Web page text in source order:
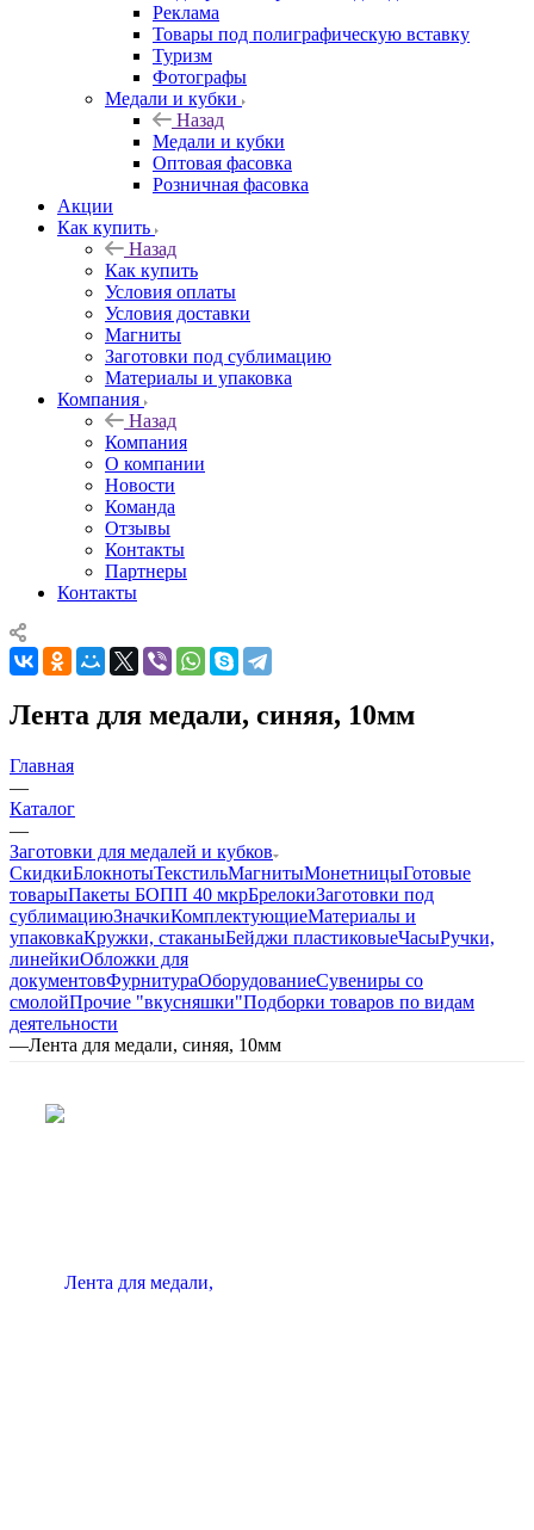
Реклама
Товары под полиграфическую вставку
Туризм
Фотографы
Медали и кубки
Назад
Медали и кубки
Оптовая фасовка
Розничная фасовка
Акции
Как купить
Назад
Как купить
Условия оплаты
Условия доставки
Магниты
Заготовки под сублимацию
Материалы и упаковка
Компания
Назад
Компания
О компании
Новости
Команда
Отзывы
Контакты
Партнеры
Контакты
Лента для медали, синяя, 10мм
Главная
—
Каталог
—
Заготовки для медалей и кубков
СкидкиБлокнотыТекстильМагнитыМонетницыГотовые
товарыПакеты БОПП 40 мкрБрелокиЗаготовки под
сублимациюЗначкиКомплектующиеМатериалы и
упаковкаКружки, стаканыБейджи пластиковыеЧасыРучки,
линейкиОбложки для
документовФурнитураОборудованиеСувениры со
смолойПрочие "вкусняшки"Подборки товаров по видам
деятельности
—Лента для медали, синяя, 10мм